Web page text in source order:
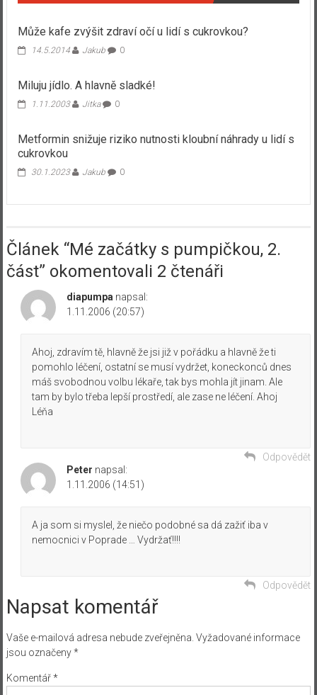
Může kafe zvýšit zdraví očí u lidí s cukrovkou?
14.5.2014 Jakub 0
Miluju jídlo. A hlavně sladké!
1.11.2003 Jitka 0
Metformin snižuje riziko nutnosti kloubní náhrady u lidí s
cukrovkou
30.1.2023 Jakub 0
Článek “Mé začátky s pumpičkou, 2.
část” okomentovali 2 čtenáři
diapumpa napsal:
1.11.2006 (20:57)
Ahoj, zdravím tě, hlavně že jsi již v pořádku a hlavně že ti
pomohlo léčení, ostatní se musí vydržet, koneckonců dnes
máš svobodnou volbu lékaře, tak bys mohla jít jinam. Ale
tam by bylo třeba lepší prostředí, ale zase ne léčení. Ahoj
Léňa
Odpovědět
Peter napsal:
1.11.2006 (14:51)
A ja som si myslel, že niečo podobné sa dá zažiť iba v
nemocnici v Poprade … Vydržať!!!!
Odpovědět
Napsat komentář
Vaše e-mailová adresa nebude zveřejněna. Vyžadované informace
jsou označeny*
Komentář*